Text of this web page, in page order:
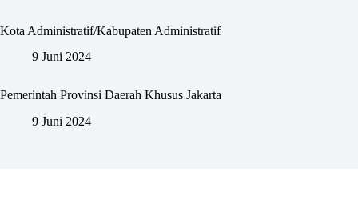
Kota Administratif/Kabupaten Administratif
9 Juni 2024
Pemerintah Provinsi Daerah Khusus Jakarta
9 Juni 2024